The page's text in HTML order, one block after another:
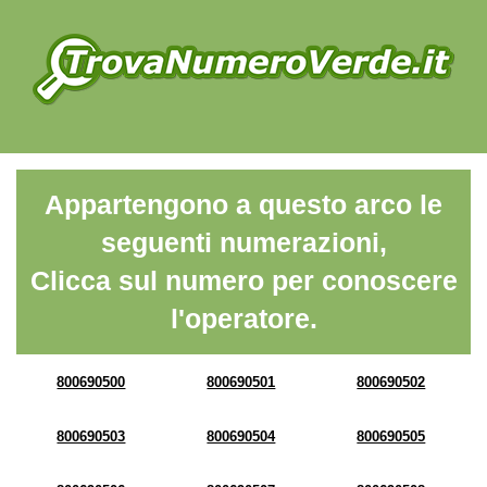
Appartengono a questo arco le
seguenti numerazioni,
Clicca sul numero per conoscere
l'operatore.
800690500 800690501 800690502
800690503 800690504 800690505